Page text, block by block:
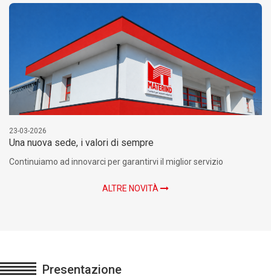
23-03-2026
Una nuova sede, i valori di sempre
Continuiamo ad innovarci per garantirvi il miglior servizio
ALTRE NOVITÀ
Presentazione